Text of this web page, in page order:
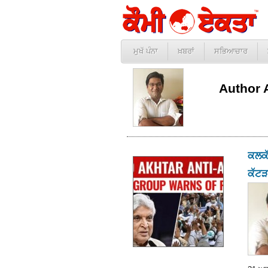
ਮੁਖੱ ਪੰਨਾ ਖ਼ਬਰਾਂ ਸਭਿਆਚਾਰ
Author